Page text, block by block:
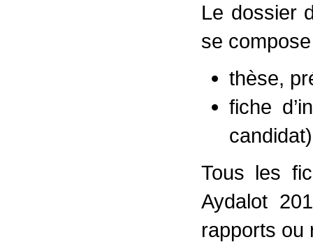
Le dossier
se
thèse,
fiche
Tous les
Aydalot
rapports ou